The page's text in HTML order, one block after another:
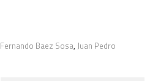
Fernando Baez Sosa, Juan Pedro